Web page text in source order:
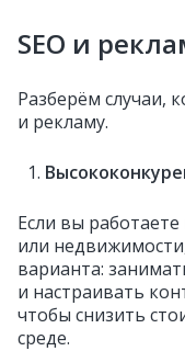
SEO и
Разберём случаи,
и рекламу.
Если вы
или
варианта:
и настраивать
чтобы снизить
среде.